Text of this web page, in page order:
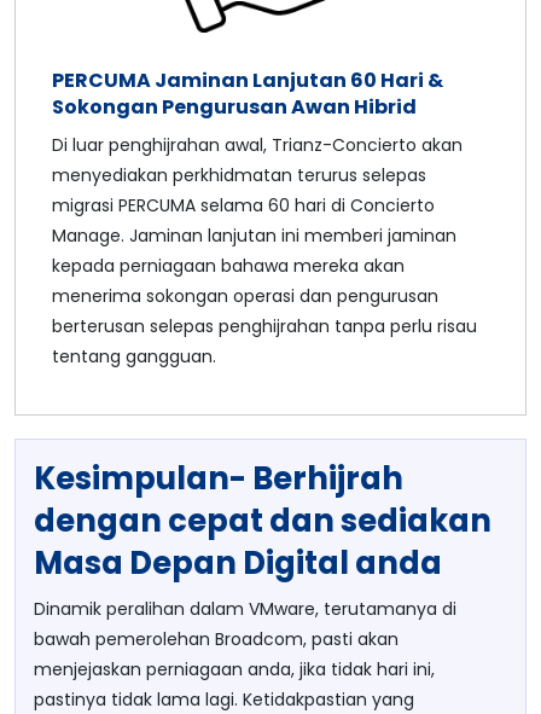
PERCUMA Jaminan Lanjutan 60 Hari &
Sokongan Pengurusan Awan Hibrid
Di luar penghijrahan awal, Trianz-Concierto akan
menyediakan perkhidmatan terurus selepas
migrasi PERCUMA selama 60 hari di Concierto
Manage. Jaminan lanjutan ini memberi jaminan
kepada perniagaan bahawa mereka akan
menerima sokongan operasi dan pengurusan
berterusan selepas penghijrahan tanpa perlu risau
tentang gangguan.
Kesimpulan- Berhijrah
dengan cepat dan sediakan
Masa Depan Digital anda
Dinamik peralihan dalam VMware, terutamanya di
bawah pemerolehan Broadcom, pasti akan
menjejaskan perniagaan anda, jika tidak hari ini,
pastinya tidak lama lagi. Ketidakpastian yang